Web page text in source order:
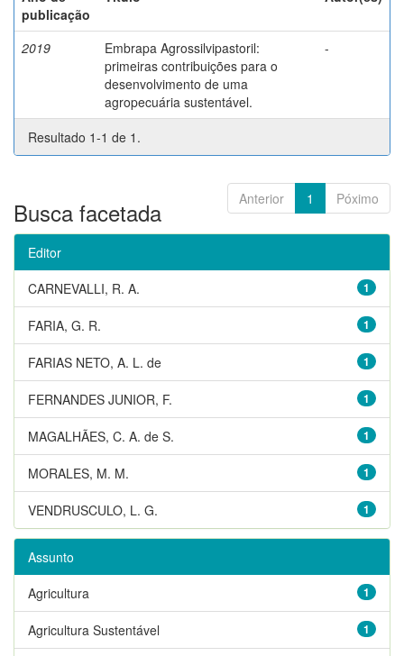
publicação
2019
Embrapa Agrossilvipastoril:
primeiras contribuições para o
desenvolvimento de uma
agropecuária sustentável.
-
Resultado 1-1 de 1.
Anterior 1 Póximo
Busca facetada
Editor
1
CARNEVALLI, R. A.
1
FARIA, G. R.
1
FARIAS NETO, A. L. de
1
FERNANDES JUNIOR, F.
1
MAGALHÃES, C. A. de S.
1
MORALES, M. M.
1
VENDRUSCULO, L. G.
Assunto
1
Agricultura
1
Agricultura Sustentável